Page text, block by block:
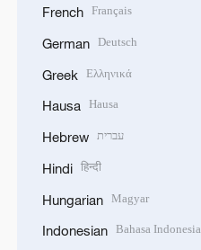
French Français
German Deutsch
Greek Ελληνικά
Hausa Hausa
Hebrew עברית
Hindi हिन्दी
Hungarian Magyar
Indonesian Bahasa Indonesia